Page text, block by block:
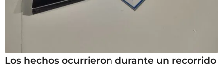
Los hechos ocurrieron durante un recorrido